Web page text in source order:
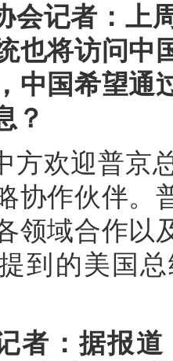
会记者：上
也将访问中
中国希望通
？
方欢迎普京
协作伙伴。
领域合作以
到的美国
者：据报